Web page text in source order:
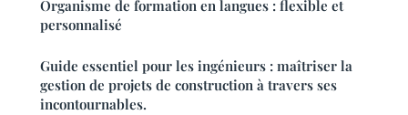
Organisme de formation en langues : flexible et
personnalisé
Guide essentiel pour les ingénieurs : maîtriser la
gestion de projets de construction à travers ses
incontournables.